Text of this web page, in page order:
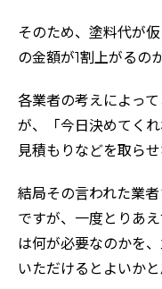
そのため、塗料代が
の金額が1割上がるの
各業者の考えによっ
が、「今日決めてく
見積もりなどを取ら
結局その言われた業
ですが、一度とりあ
は何が必要なのかを
いただけるとよいかと